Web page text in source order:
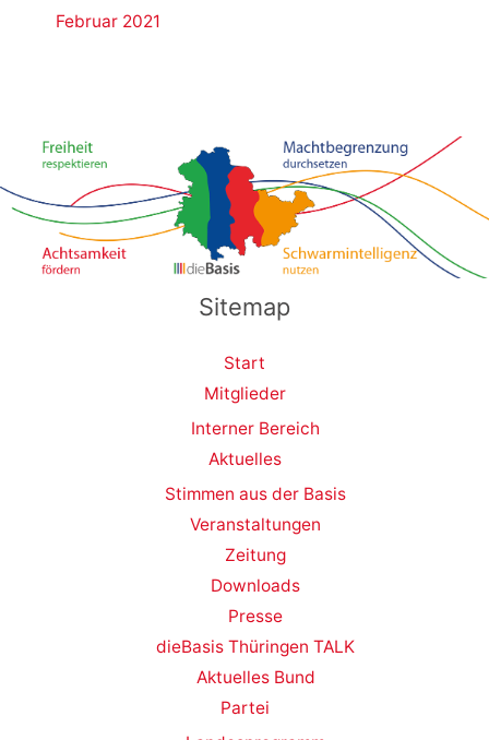
Februar 2021
Sitemap
Start
Mitglieder
Interner Bereich
Aktuelles
Stimmen aus der Basis
Veranstaltungen
Zeitung
Downloads
Presse
dieBasis Thüringen TALK
Aktuelles Bund
Partei